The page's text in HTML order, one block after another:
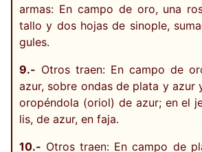
armas: En campo de oro, una
tallo y dos hojas de sinople,
gules.
9.- Otros traen: En campo de
azur, sobre ondas de plata y azur
oropéndola (oriol) de azur; en el
lis, de azur, en faja.
10.- Otros traen: En campo de